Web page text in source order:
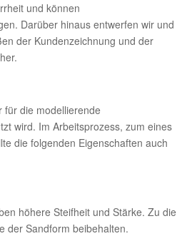
und können
Darüber hinaus entwerfen wir und
der Kundenzeichnung und der
für die modellierende
wird. Im Arbeitsprozess, zum eines
die folgenden Eigenschaften auch
höhere Steifheit und Stärke. Zu die
der Sandform beibehalten.